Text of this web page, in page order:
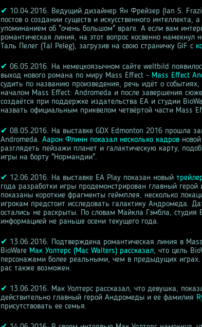
✔ 10.04.2016. Ведущий дизайнер Ян Фрейзер (Ian S.
постов о создании существ и искусственного интеллекта,
упоминанием об "очень большом" враге. А если вам
романтическая линия, на этот вопрос косвенно
Таль Пелег (Tal Peleg), загрузив на свою страничку GIF с
✔ 06.05.2016. На немецкоязычном сайте weltbild
выход нового романа по миру Mass Effect - Mass Effect
судить по названию произведения, речь идёт о
началом Mass Effect: Andromeda и после завершения
создаётся при поддержке издательства ЕА и студии
назвать официальным приквелом четвёртой части Mass
✔ 08.05.2016. На выставке GDX Edmonton 2016 прошла
Andromeda. Аарон Флинн показал несколько кадров
разглядеть пейзажи планет и галактическую карту,
игры на борту "Нормандии".
✔ 12.06.2016. На выставке EA Play показан новый
года разработки игры продемонстрирован главный
показаны короткие фрагменты геймплея, несколько
игрокам предстоит исследовать галактику Андромеда.
остались не раскрыты. По словам Майкла Гэмбла, студия
информацией не раньше осени текущего года.
✔ 13.06.2016. Подтверждена романтическая линия в
BioWare Мак Уолтерс (Mac Walters) рассказал, что цель
персонажами более реальными, чем в предыдущих
рас также возможен.
✔ 13.06.2016. Мак Уолтерс рассказал, что девушка,
действительно главный герой Андромеды и ее фамилия
присутствовать ее семья.